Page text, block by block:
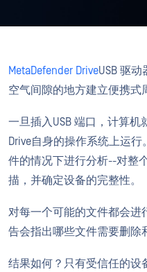
MetaDefender DriveUSB 驱
空气间隙的地方建立便携式
一旦插入USB 端口，计算机
Drive自身的操作系统上运
件的情况下进行分析--对整
描，并确定设备的完整性。
对每一个可能的文件都会进
告会指出哪些文件需要删除
结果如何？只有受信任的设